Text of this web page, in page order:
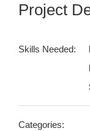
Project
Skills Needed:
Categories: